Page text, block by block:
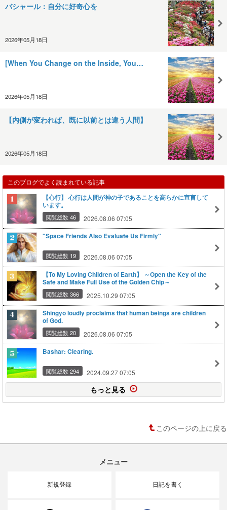
バシャール：自分に好奇心を
2026年05月18日
[When You Change on the Inside, You…
2026年05月18日
【内側が変われば、既に以前とは違う人間】
2026年05月18日
このブログでよく読まれている記事
【心行】 心行は人間が神の子であることを高らかに宣言して
います。
閲覧総数 46 2026.08.06 07:05
"Space Friends Also Evaluate Us Firmly"
閲覧総数 19 2026.08.06 07:05
【To My Loving Children of Earth】 ～Open the Key of the
Safe and Make Full Use of the Golden Chip～
閲覧総数 366 2025.10.29 07:05
Shingyo loudly proclaims that human beings are children
of God.
閲覧総数 20 2026.08.06 07:05
Bashar: Clearing.
閲覧総数 294 2024.09.27 07:05
もっと見る
このページの上に戻る
メニュー
新規登録 日記を書く